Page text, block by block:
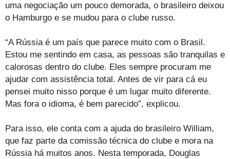
uma negociação um pouco demorada, o brasileiro deixou
o Hamburgo e se mudou para o clube russo.
“A Rússia é um país que parece muito com o Brasil.
Estou me sentindo em casa, as pessoas são tranquilas e
calorosas dentro do clube. Eles sempre procuram me
ajudar com assistência total. Antes de vir para cá eu
pensei muito nisso porque é um lugar muito diferente.
Mas fora o idioma, é bem parecido”, explicou.
Para isso, ele conta com a ajuda do brasileiro William,
que faz parte da comissão técnica do clube e mora na
Rússia há muitos anos. Nesta temporada, Douglas